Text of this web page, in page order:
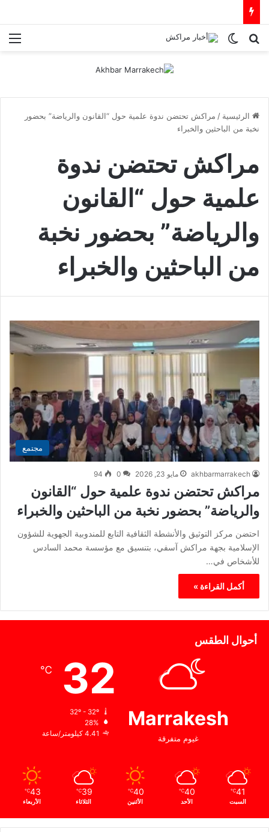
بحث عنالوضع المظلم
الرئيسية / مراكش تحتضن ندوة علمية حول “القانون والرياضة” بحضور
نخبة من الباحثين والخبراء
مراكش تحتضن ندوة
علمية حول “القانون
والرياضة” بحضور نخبة
من الباحثين والخبراء
مجتمع
akhbarmarrakech مايو 23, 2026 0
94
مراكش تحتضن ندوة علمية حول “القانون
والرياضة” بحضور نخبة من الباحثين والخبراء
احتضن مركز التوثيق والأنشطة الثقافية التابع للمندوبية الجهوية للشؤون
الإسلامية بجهة مراكش آسفي، بتنسيق مع مؤسسة محمد السادس
للأشخاص في…
أكمل القراءة »
أحوال الطقس
Marrakesh
غيوم متفرقة
32
℃
28%
4.41 كيلومتر/ساعة
41
℃
السبت
40
℃
الأحد
40
℃
الأثنين
39
℃
الثلاثاء
43
℃
الأربعاء